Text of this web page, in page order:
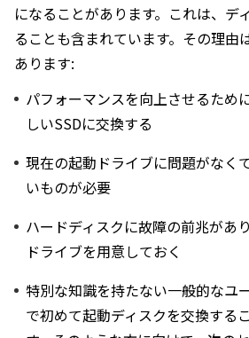
になることがあります。これは、デ
ることも含まれています。その理由
あります:
パフォーマンスを向上させるため
しいSSDに交換する
現在の起動ドライブに問題がなく
いものが必要
ハードディスクに故障の前兆があ
ドライブを用意しておく
特別な知識を持たない一般的なユ
で初めて起動ディスクを交換する